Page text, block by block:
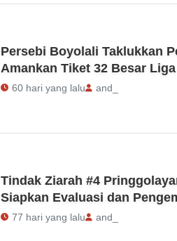
Persebi Boyolali Taklukkan
Amankan Tiket 32 Besar
60 hari yang lalu and_
Tindak Ziarah #4
Siapkan Evaluasi dan
77 hari yang lalu and_